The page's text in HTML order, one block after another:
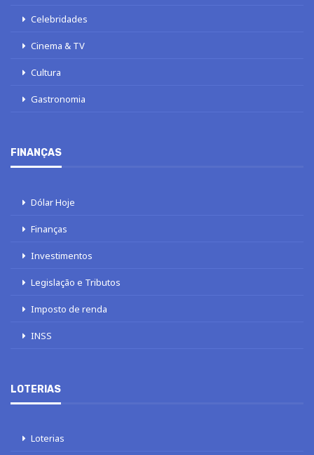
Celebridades
Cinema & TV
Cultura
Gastronomia
FINANÇAS
Dólar Hoje
Finanças
Investimentos
Legislação e Tributos
Imposto de renda
INSS
LOTERIAS
Loterias